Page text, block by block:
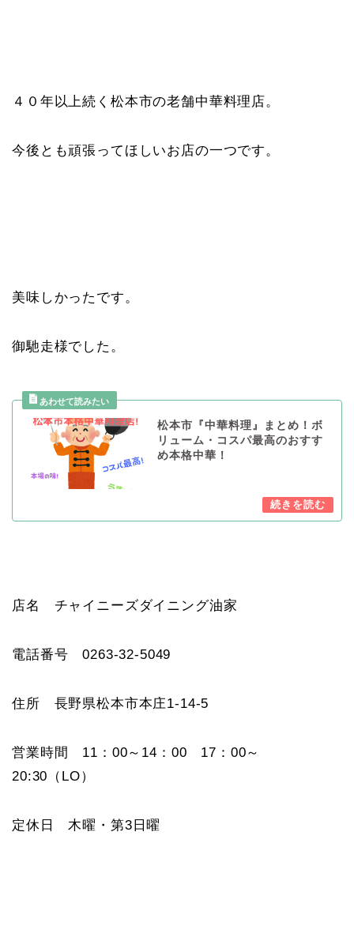
４０年以上続く松本市の老舗中華料理店。
今後とも頑張ってほしいお店の一つです。
美味しかったです。
御馳走様でした。
松本市『中華料理』まとめ！ボ
リューム・コスパ最高のおすす
め本格中華！
店名 チャイニーズダイニング油家
電話番号 0263-32-5049
住所 長野県松本市本庄1-14-5
営業時間 11：00～14：00 17：00～
20:30（LO）
定休日 木曜・第3日曜